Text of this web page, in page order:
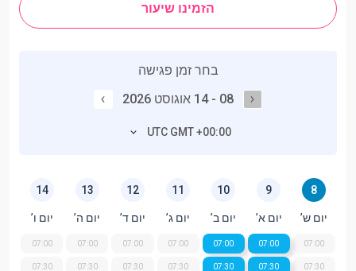
הזמינו שיעור
בחר זמן פגישה
08 - 14 אוגוסט 2026
UTC GMT +00:00
8
יום ש’
07:00
07:30
9
יום א’
07:00
07:30
10
יום ב’
07:00
07:30
11
יום ג’
07:00
07:30
12
יום ד’
07:00
07:30
13
יום ה’
07:00
07:30
14
יום ו’
07:00
07:30